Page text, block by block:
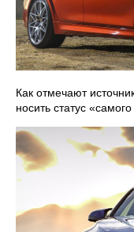
Как отмечают
носить статус